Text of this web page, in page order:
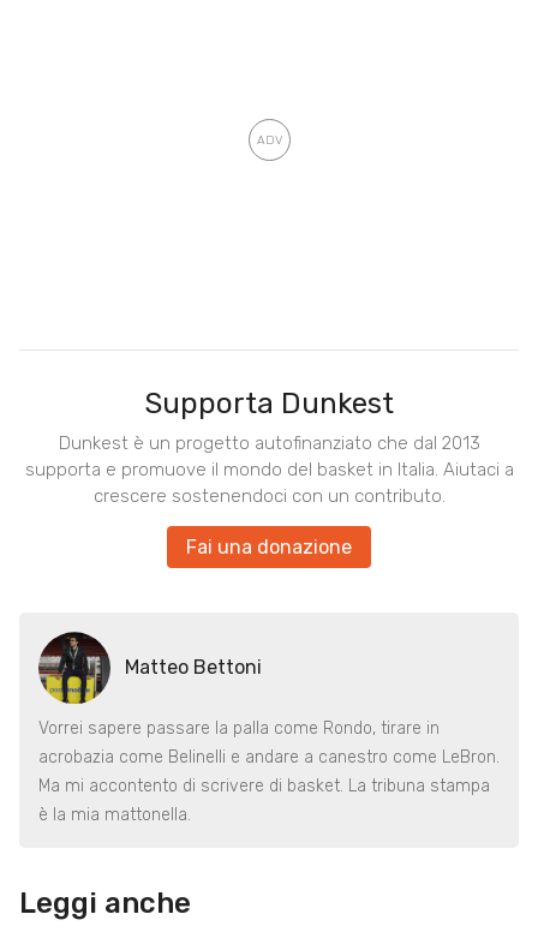
Supporta Dunkest
Dunkest è un progetto autofinanziato che dal 2013
supporta e promuove il mondo del basket in Italia. Aiutaci a
crescere sostenendoci con un contributo.
Fai una donazione
Matteo Bettoni
Vorrei sapere passare la palla come Rondo, tirare in
acrobazia come Belinelli e andare a canestro come LeBron.
Ma mi accontento di scrivere di basket. La tribuna stampa
è la mia mattonella.
Leggi anche